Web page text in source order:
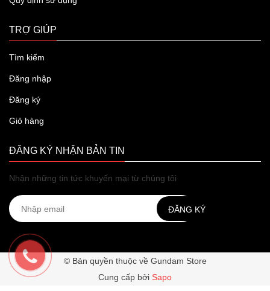
TRỢ GIÚP
Tìm kiếm
Đăng nhập
Đăng ký
Giỏ hàng
ĐĂNG KÝ NHẬN BẢN TIN
Nhận những tin tức khuyến mại từ chúng tôi
ĐĂNG KÝ
© Bản quyền thuộc về Gundam Store
Cung cấp bởi Sapo